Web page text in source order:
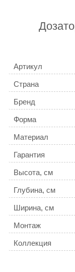
Артикул
Страна
Бренд
Форма
Материал
Гарантия
Высота, см
Глубина, см
Ширина, см
Монтаж
Коллекция